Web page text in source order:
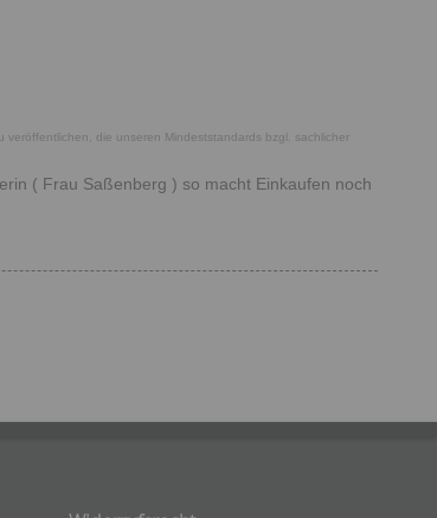
die unseren Mindeststandards bzgl. sachlicher
( Frau Saßenberg ) so macht Einkaufen noch